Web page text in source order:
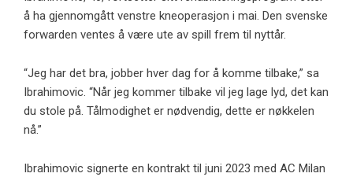
å ha gjennomgått venstre kneoperasjon i mai. Den svenske
forwarden ventes å være ute av spill frem til nyttår.
“Jeg har det bra, jobber hver dag for å komme tilbake,” sa
Ibrahimovic. “Når jeg kommer tilbake vil jeg lage lyd, det kan
du stole på. Tålmodighet er nødvendig, dette er nøkkelen
nå.”
Ibrahimovic signerte en kontrakt til juni 2023 med AC Milan